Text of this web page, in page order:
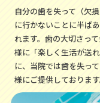
自分の歯を失って（欠
に行かないことに半ば
れます。歯の大切さっ
様に「楽しく生活が送
に、当院では歯を失っ
様にご提供しております